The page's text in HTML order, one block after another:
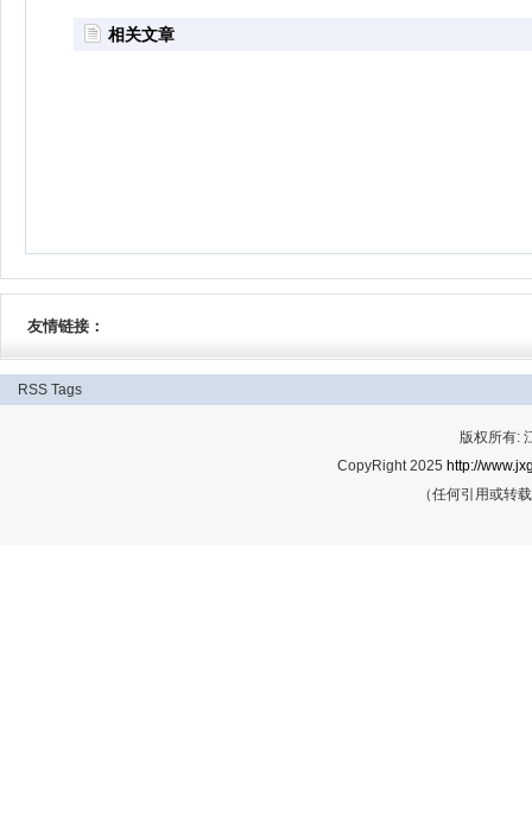
相关文章
友情链接：
RSS Tags
版权所有:
CopyRight 2025 http://
（任何引用或转